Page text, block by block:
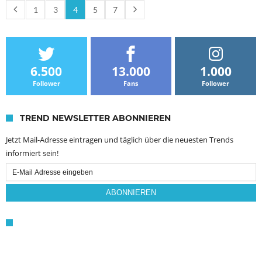
1 3 4 5 7
6.500
Follower
13.000
Fans
1.000
Follower
TREND NEWSLETTER ABONNIEREN
Jetzt Mail-Adresse eintragen und täglich über die neuesten Trends
informiert sein!
Email
Subscription
ABONNIEREN